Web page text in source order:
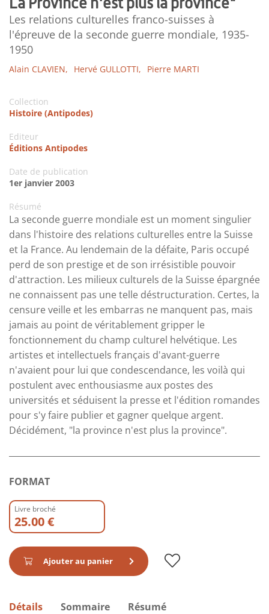
Les relations culturelles franco-suisses à
l'épreuve de la seconde guerre mondiale, 1935-
1950
Alain CLAVIEN, Hervé GULLOTTI, Pierre MARTI
Collection
Histoire (Antipodes)
Editeur
Éditions Antipodes
Date de publication
1er janvier 2003
Résumé
La seconde guerre mondiale est un moment singulier
dans l'histoire des relations culturelles entre la Suisse
et la France. Au lendemain de la défaite, Paris occupé
perd de son prestige et de son irrésistible pouvoir
d'attraction. Les milieux culturels de la Suisse épargnée
ne connaissent pas une telle déstructuration. Certes, la
censure veille et les embarras ne manquent pas, mais
jamais au point de véritablement gripper le
fonctionnement du champ culturel helvétique. Les
artistes et intellectuels français d'avant-guerre
n'avaient pour lui que condescendance, les voilà qui
postulent avec enthousiasme aux postes des
universités et séduisent la presse et l'édition romandes
pour s'y faire publier et gagner quelque argent.
Décidément, "la province n'est plus la province".
FORMAT
Livre broché
25.00 €
Ajouter au panier
Détails Sommaire Résumé